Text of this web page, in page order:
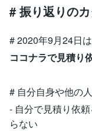
# 振り返りの
# 2020年9月24日
ココナラで見積り
# 自分自身や他の
- 自分で見積り依
らない